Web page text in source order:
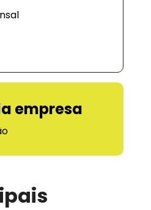
empresa